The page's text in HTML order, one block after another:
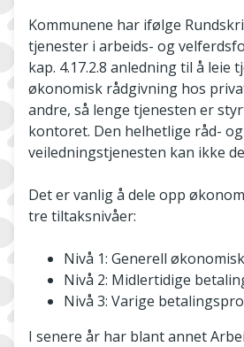
Kommunene har ifølge
tjenester i arbeids- og
kap. 4.17.2.8 anledning til å leie
økonomisk rådgivning hos
andre, så lenge tjenesten er
kontoret. Den helhetlige råd- og
veiledningstjenesten kan ikke
Det er vanlig å dele opp
tre tiltaksnivåer:
Nivå 1: Generell
Nivå 2: Midlertidige
Nivå 3: Varige
I senere år har blant annet